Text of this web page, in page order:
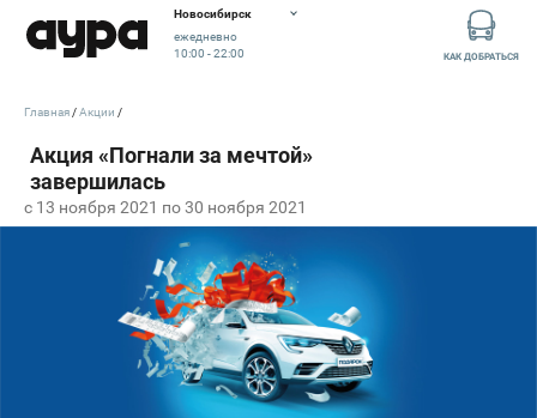
Новосибирск
ежедневно
10:00 - 22:00
КАК ДОБРАТЬСЯ
c 13 ноября 2021 по 30 ноября 2021
Главная Акции